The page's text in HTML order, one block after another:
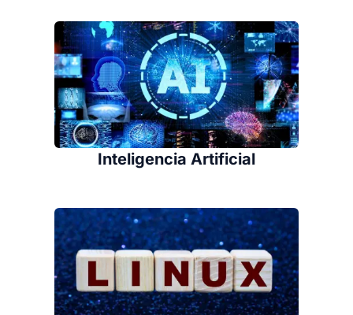
Inteligencia Artificial